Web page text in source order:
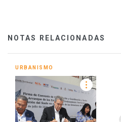
NOTAS RELACIONADAS
URBANISMO